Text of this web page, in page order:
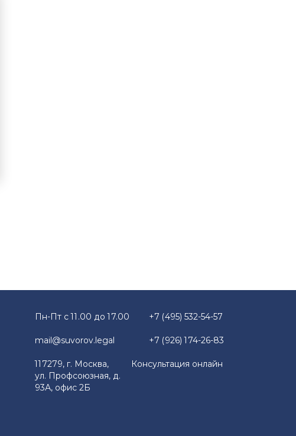
Пн-Пт с 11.00 до 17.00
mail@suvorov.legal
117279, г. Москва,
ул. Профсоюзная, д.
93А, офис 2Б
+7 (495) 532-54-57
+7 (926) 174-26-83
Консультация онлайн